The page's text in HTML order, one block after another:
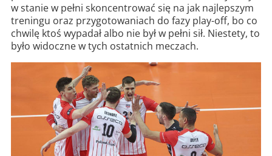
w stanie w pełni skoncentrować się na jak najlepszym
treningu oraz przygotowaniach do fazy play-off, bo co
chwilę ktoś wypadał albo nie był w pełni sił. Niestety, to
było widoczne w tych ostatnich meczach.